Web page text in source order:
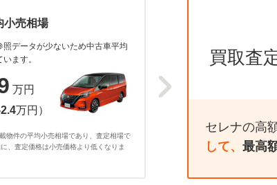
小売相場
照データが少ないため中古車平均
ます。
万円
万円）
物件の平均小売相場であり、査定相場で
、査定価格は小売価格より低くなりま
買取査
セレナの高
して、 最高